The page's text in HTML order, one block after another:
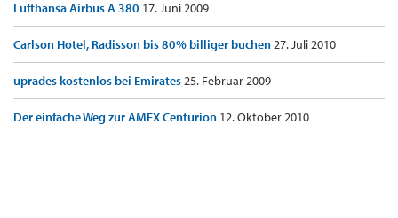
Lufthansa Airbus A 380 17. Juni 2009
Carlson Hotel, Radisson bis 80% billiger buchen27. Juli 2010
uprades kostenlos bei Emirates25. Februar 2009
Der einfache Weg zur AMEX Centurion 12. Oktober 2010